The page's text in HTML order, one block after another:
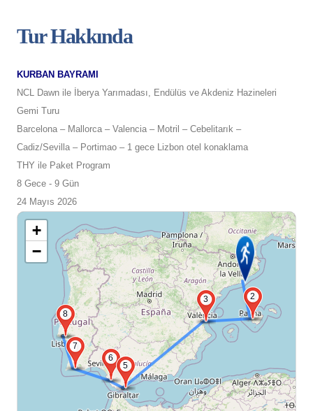
Tur Hakkında
KURBAN BAYRAMI
NCL Dawn ile İberya Yarımadası, Endülüs ve Akdeniz Hazineleri
Gemi Turu
Barcelona – Mallorca – Valencia – Motril – Cebelitarık –
Cadiz/Sevilla – Portimao – 1 gece Lizbon otel konaklama
THY ile Paket Program
8 Gece - 9 Gün
24 Mayıs 2026
2
3
5
6
7
8
+
−